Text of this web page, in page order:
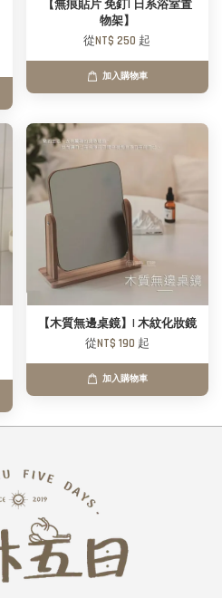
【無痕貼片 免釘| 日系浴室置
物架】
從NT$ 250 起
加入購物車
【木質無邊桌鏡】| 木紋化妝鏡
從NT$ 190 起
加入購物車